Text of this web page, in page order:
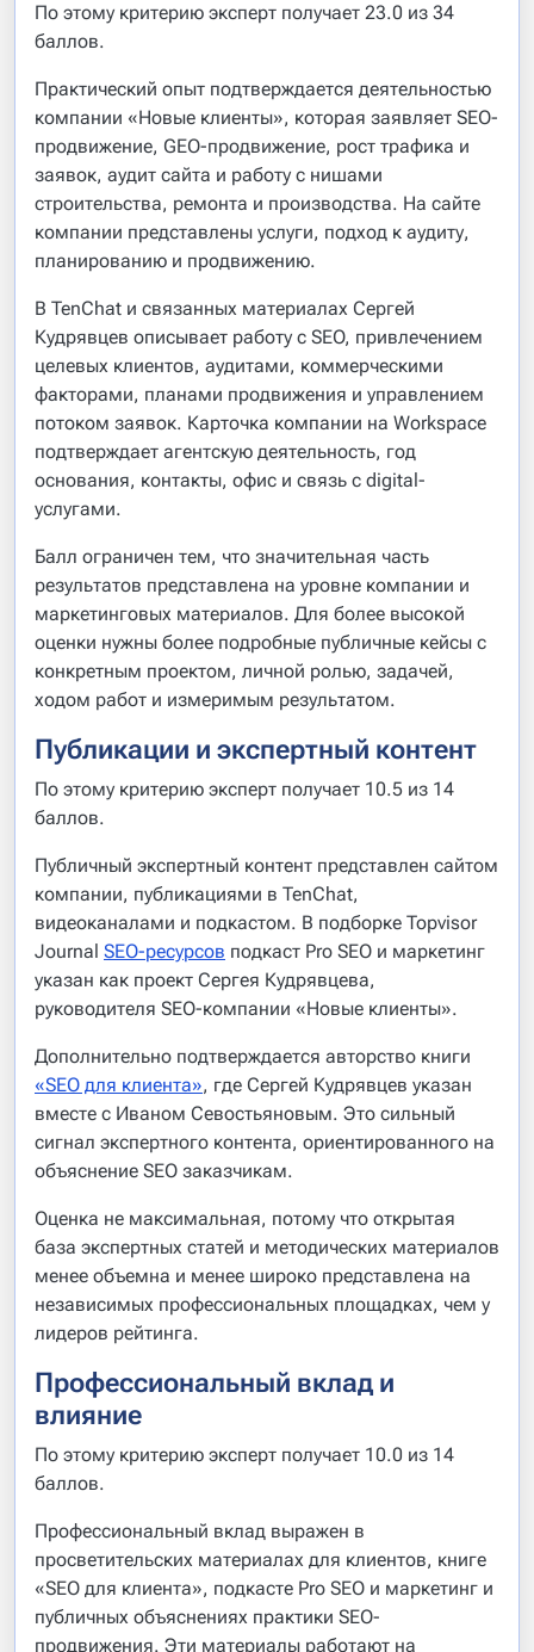
По этому критерию эксперт получает 23.0 из 34
баллов.
Практический опыт подтверждается деятельностью
компании «Новые клиенты», которая заявляет SEO-
продвижение, GEO-продвижение, рост трафика и
заявок, аудит сайта и работу с нишами
строительства, ремонта и производства. На сайте
компании представлены услуги, подход к аудиту,
планированию и продвижению.
В TenChat и связанных материалах Сергей
Кудрявцев описывает работу с SEO, привлечением
целевых клиентов, аудитами, коммерческими
факторами, планами продвижения и управлением
потоком заявок. Карточка компании на Workspace
подтверждает агентскую деятельность, год
основания, контакты, офис и связь с digital-
услугами.
Балл ограничен тем, что значительная часть
результатов представлена на уровне компании и
маркетинговых материалов. Для более высокой
оценки нужны более подробные публичные кейсы с
конкретным проектом, личной ролью, задачей,
ходом работ и измеримым результатом.
Публикации и экспертный контент
По этому критерию эксперт получает 10.5 из 14
баллов.
Публичный экспертный контент представлен сайтом
компании, публикациями в TenChat,
видеоканалами и подкастом. В подборке Topvisor
Journal SEO-ресурсов подкаст Pro SEO и маркетинг
указан как проект Сергея Кудрявцева,
руководителя SEO-компании «Новые клиенты».
Дополнительно подтверждается авторство книги
«SEO для клиента», где Сергей Кудрявцев указан
вместе с Иваном Севостьяновым. Это сильный
сигнал экспертного контента, ориентированного на
объяснение SEO заказчикам.
Оценка не максимальная, потому что открытая
база экспертных статей и методических материалов
менее объемна и менее широко представлена на
независимых профессиональных площадках, чем у
лидеров рейтинга.
Профессиональный вклад и
влияние
По этому критерию эксперт получает 10.0 из 14
баллов.
Профессиональный вклад выражен в
просветительских материалах для клиентов, книге
«SEO для клиента», подкасте Pro SEO и маркетинг и
публичных объяснениях практики SEO-
продвижения. Эти материалы работают на